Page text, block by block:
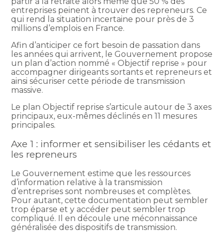
entreprises peinent à trouver des repreneurs. Ce
qui rend la situation incertaine pour près de 3
millions d’emplois en France.
Afin d’anticiper ce fort besoin de passation dans
les années qui arrivent, le Gouvernement propose
un plan d’action nommé « Objectif reprise » pour
accompagner dirigeants sortants et repreneurs et
ainsi sécuriser cette période de transmission
massive.
Le plan Objectif reprise s’articule autour de 3 axes
principaux, eux-mêmes déclinés en 11 mesures
principales.
Axe 1 : informer et sensibiliser les cédants et
les repreneurs
Le Gouvernement estime que les ressources
d’information relative à la transmission
d’entreprises sont nombreuses et complètes.
Pour autant, cette documentation peut sembler
trop éparse et y accéder peut sembler trop
compliqué. Il en découle une méconnaissance
généralisée des dispositifs de transmission.